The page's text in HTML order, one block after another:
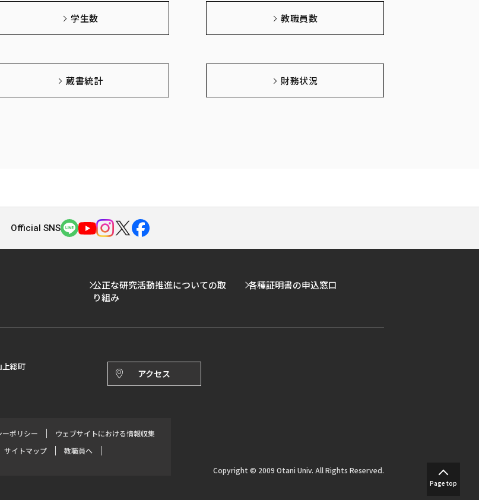
学生数 教職員数
蔵書統計 財務状況
Official SNS
公正な研究活動推進についての取
り組み
各種証明書の申込窓口
上総町
アクセス
ーポリシー
ウェブサイトにおける情報収集
サイトマップ
教職員へ
Copyright © 2009 Otani Univ. All Rights Reserved.
Page top